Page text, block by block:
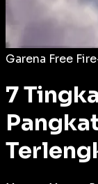
Garena Free Fire
7